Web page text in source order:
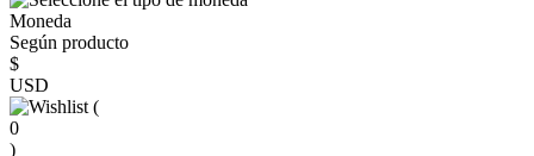
Moneda
Según producto
$
USD
(
0
)